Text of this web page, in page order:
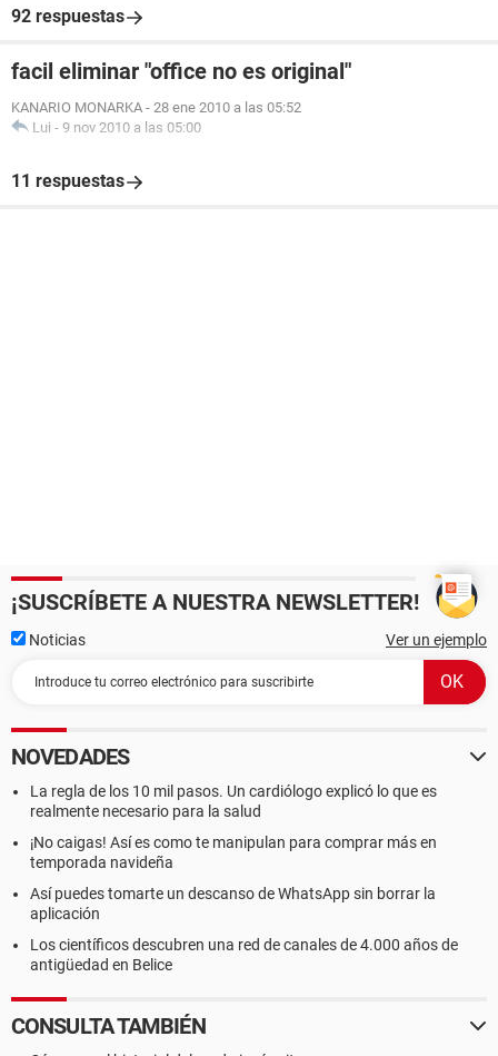
92 respuestas
facil eliminar "office no es original"
KANARIO MONARKA - 28 ene 2010 a las 05:52
Lui - 9 nov 2010 a las 05:00
11 respuestas
¡SUSCRÍBETE A NUESTRA NEWSLETTER!
Noticias Ver un ejemplo
NOVEDADES
La regla de los 10 mil pasos. Un cardiólogo explicó lo que es
realmente necesario para la salud
¡No caigas! Así es como te manipulan para comprar más en
temporada navideña
Así puedes tomarte un descanso de WhatsApp sin borrar la
aplicación
Los científicos descubren una red de canales de 4.000 años de
antigüedad en Belice
CONSULTA TAMBIÉN